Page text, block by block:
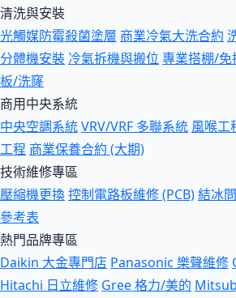
清洗與安裝
光觸媒防霉殺菌塗層 商業冷氣大洗合約
分體機安裝 冷氣拆機與搬位 專業搭棚/免
板/洗窿
商用中央系統
中央空調系統VRV/VRF 多聯系統 風喉工
工程 商業保養合約 (大期)
技術維修專區
壓縮機更換控制電路板維修 (PCB)結冰
參考表
熱門品牌專區
Daikin 大金專門店 Panasonic 樂聲維修
Hitachi 日立維修 Gree 格力/美的